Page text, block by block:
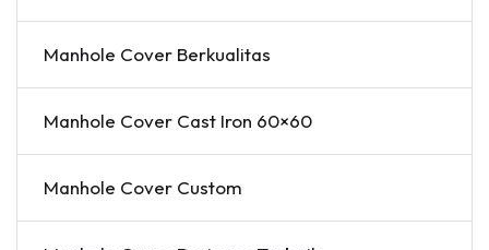
Manhole Cover Berkualitas
Manhole Cover Cast Iron 60×60
Manhole Cover Custom